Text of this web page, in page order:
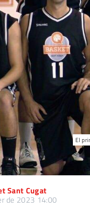
El
Sant Cugat
de 2023 14:00